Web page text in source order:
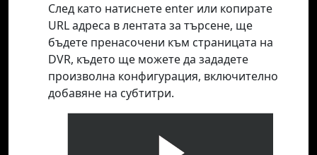
След като натиснете enter или копирате
URL адреса в лентата за търсене, ще
бъдете пренасочени към страницата на
DVR, където ще можете да зададете
произволна конфигурация, включително
добавяне на субтитри.